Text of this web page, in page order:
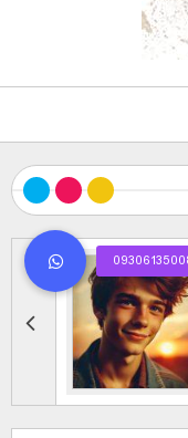
فال
مقابل
تاریخ :